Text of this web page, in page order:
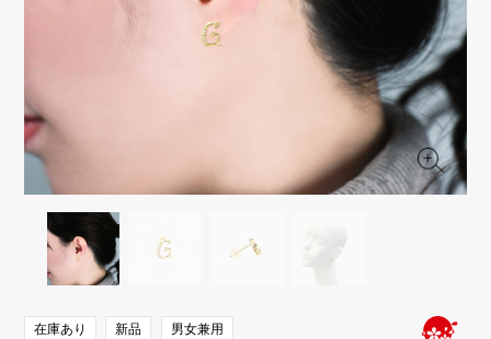
AUDEMARS PIGUET JAEGER LE COULTRE
ジャガー・ルクルト
Cartier
カルティエ
ブルガリ
ゼニス
TAG HEUER
タグホイヤー
デュナミス 置き時計
VINTAGE WATCH
アングラー
ETERNITY
エタニティ
YUKIZAKI BACHIKAN
ゆきざき バチカン
アルファ認定中古
在庫あり 新品 男女兼用